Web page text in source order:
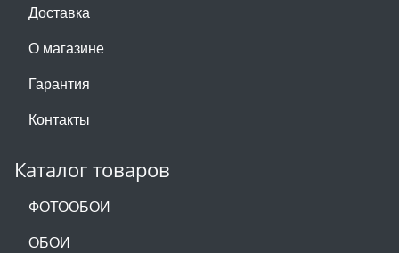
Доставка
О магазине
Гарантия
Контакты
Каталог товаров
ФОТООБОИ
ОБОИ